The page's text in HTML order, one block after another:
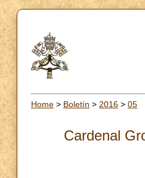
Home > Boletín > 2016 > 05
Cardenal